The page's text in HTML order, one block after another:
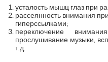
усталость мышц глаз при
рассеянность внимания
гиперссылками;
переключение
прослушивание музыки,
т.д.